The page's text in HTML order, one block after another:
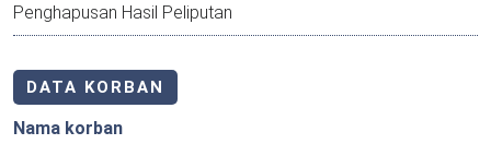
Penghapusan Hasil Peliputan
DATA KORBAN
Nama korban